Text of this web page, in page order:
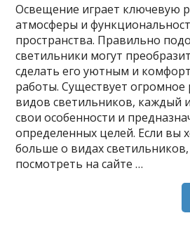
Освещение играет ключевую
атмосферы и
пространства. Правильно
светильники могут
сделать его уютным и
работы. Существует огромное
видов светильников, каждый
свои особенности и
определенных целей. Если вы
больше о видах
посмотреть на сайте …